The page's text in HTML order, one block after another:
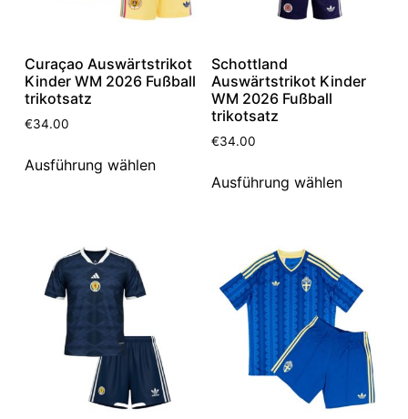
Curaçao Auswärtstrikot
Kinder WM 2026 Fußball
trikotsatz
€34.00
Ausführung wählen
Schottland
Auswärtstrikot Kinder
WM 2026 Fußball
trikotsatz
€34.00
Ausführung wählen